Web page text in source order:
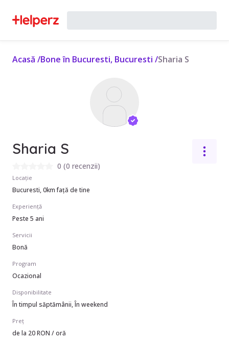
Acasă /Bone în Bucuresti, Bucuresti /Sharia S
Sharia S
0 (0 recenzii)
Locație
Bucuresti, 0km față de tine
Experiență
Peste 5 ani
Servicii
Bonă
Program
Ocazional
Disponibilitate
În timpul săptămânii, În weekend
Preț
de la 20 RON / oră